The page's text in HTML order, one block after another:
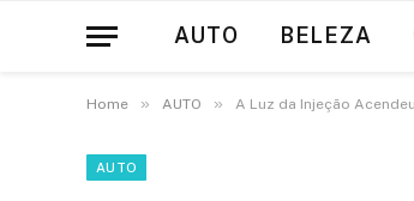
AUTO BELEZA
Home » AUTO » A Luz da Injeção
AUTO